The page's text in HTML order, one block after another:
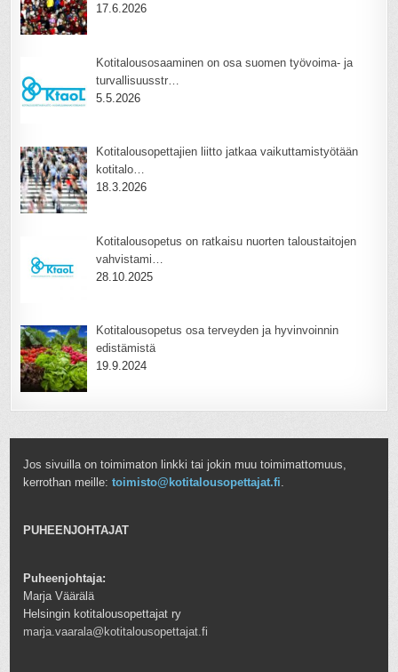
17.6.2026
Kotitalousosaaminen on osa suomen työvoima- ja
turvallisuusstr…
5.5.2026
Kotitalousopettajien liitto jatkaa vaikuttamistyötään
kotitalo…
18.3.2026
Kotitalousopetus on ratkaisu nuorten taloustaitojen
vahvistami…
28.10.2025
Kotitalousopetus osa terveyden ja hyvinvoinnin
edistämistä
19.9.2024
Jos sivuilla on toimimaton linkki tai jokin muu toimimattomuus,
kerrothan meille:toimisto@kotitalousopettajat.fi.
PUHEENJOHTAJAT
Puheenjohtaja:
Marja Väärälä
Helsingin kotitalousopettajat ry
marja.vaarala@kotitalousopettajat.fi